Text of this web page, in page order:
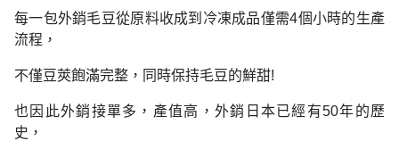
每一包外銷毛豆從原料收成到冷凍成品僅需4個小時的生產
流程，
不僅豆莢飽滿完整，同時保持毛豆的鮮甜!
也因此外銷接單多，產值高，外銷日本已經有50年的歷
史，